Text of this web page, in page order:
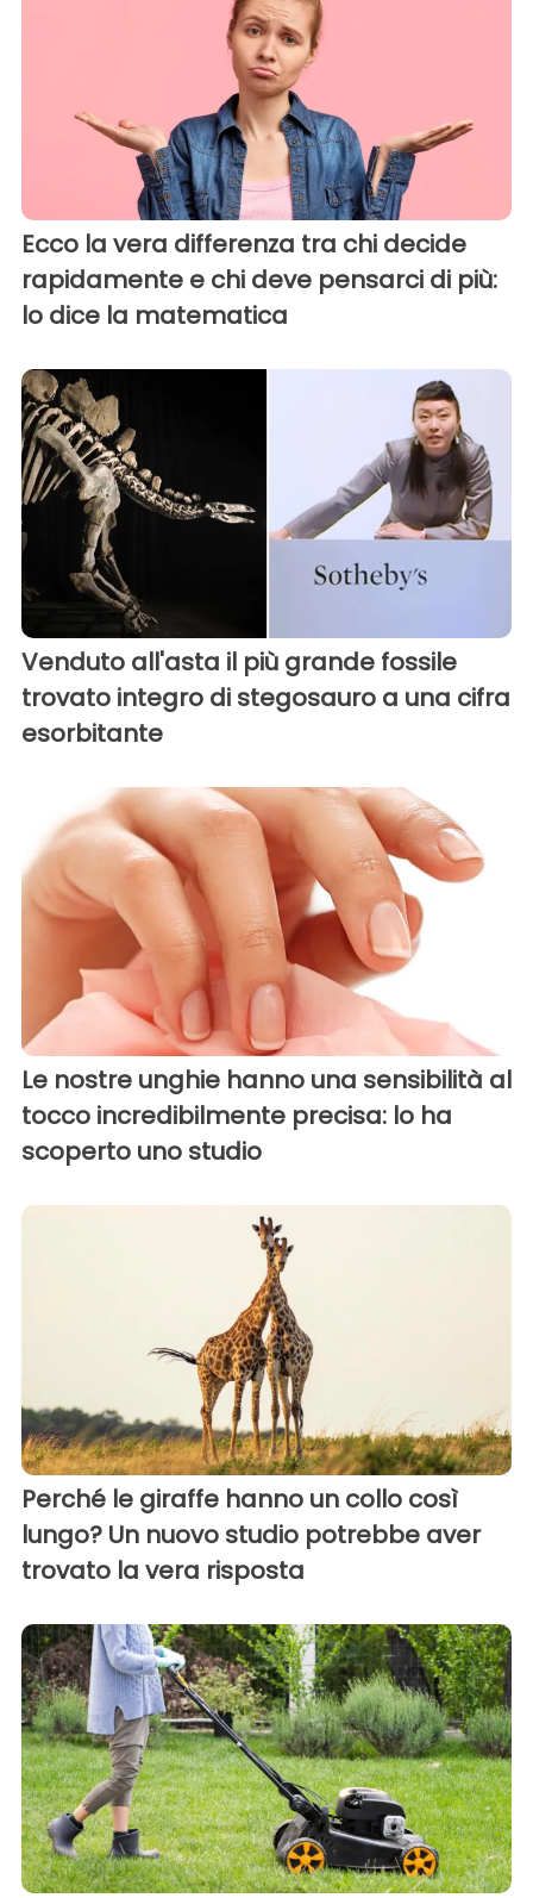
Ecco la vera differenza tra chi decide
rapidamente e chi deve pensarci di più:
lo dice la matematica
Venduto all'asta il più grande fossile
trovato integro di stegosauro a una cifra
esorbitante
Le nostre unghie hanno una sensibilità al
tocco incredibilmente precisa: lo ha
scoperto uno studio
Perché le giraffe hanno un collo così
lungo? Un nuovo studio potrebbe aver
trovato la vera risposta